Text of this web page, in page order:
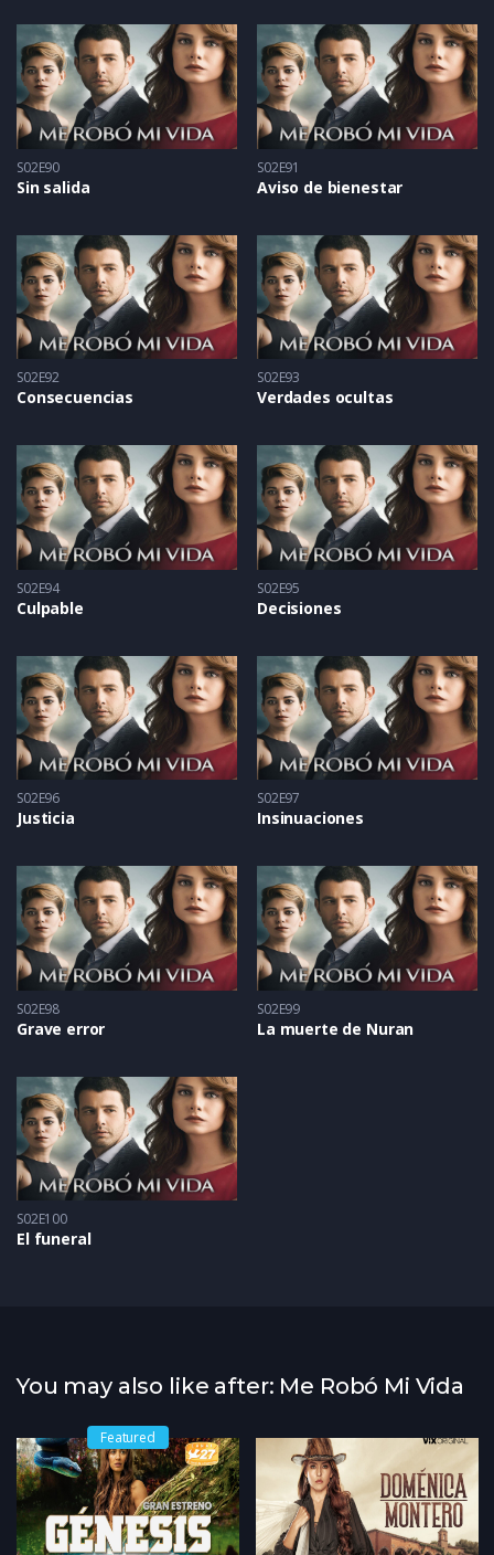
S02E90
Sin salida
S02E91
Aviso de bienestar
S02E92
Consecuencias
S02E93
Verdades ocultas
S02E94
Culpable
S02E95
Decisiones
S02E96
Justicia
S02E97
Insinuaciones
S02E98
Grave error
S02E99
La muerte de Nuran
S02E100
El funeral
You may also like after: Me Robó Mi Vida
Featured